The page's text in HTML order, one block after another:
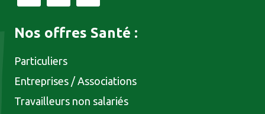
Nos offres Santé :
Particuliers
Entreprises / Associations
Travailleurs non salariés